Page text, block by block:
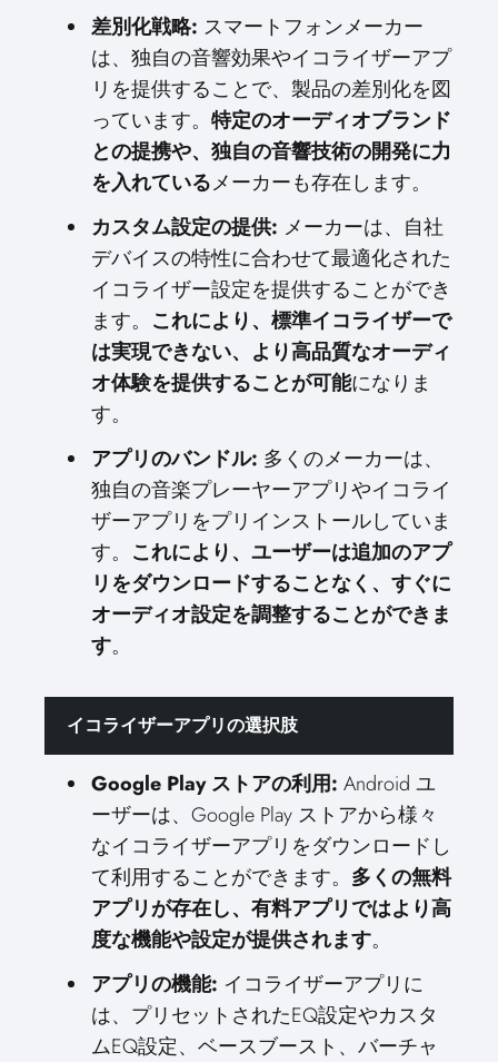
差別化戦略: スマートフォンメーカー
は、独自の音響効果やイコライザーアプ
リを提供することで、製品の差別化を図
っています。 特定のオーディオブランド
との提携や、独自の音響技術の開発に力
を入れているメーカーも存在します。
カスタム設定の提供: メーカーは、自社
デバイスの特性に合わせて最適化された
イコライザー設定を提供することができ
ます。 これにより、標準イコライザーで
は実現できない、より高品質なオーディ
オ体験を提供することが可能になりま
す。
アプリのバンドル: 多くのメーカーは、
独自の音楽プレーヤーアプリやイコライ
ザーアプリをプリインストールしていま
す。 これにより、ユーザーは追加のアプ
リをダウンロードすることなく、すぐに
オーディオ設定を調整することができま
す。
イコライザーアプリの選択肢
Google Play ストアの利用: Android ユ
ーザーは、Google Play ストアから様々
なイコライザーアプリをダウンロードし
て利用することができます。 多くの無料
アプリが存在し、有料アプリではより高
度な機能や設定が提供されます。
アプリの機能: イコライザーアプリに
は、プリセットされたEQ設定やカスタ
ムEQ設定、ベースブースト、バーチャ